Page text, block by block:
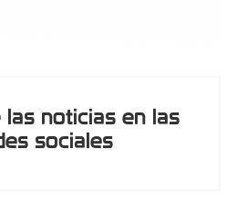
las noticias en las
sociales